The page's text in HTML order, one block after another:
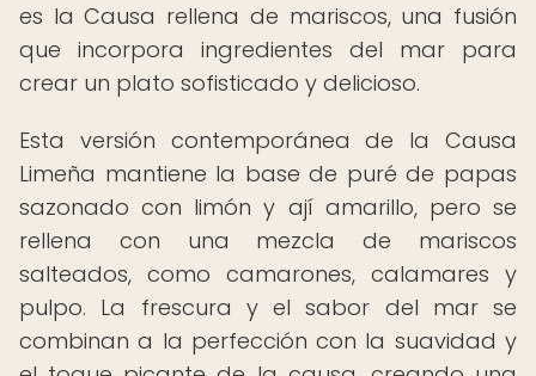
es la Causa rellena de mariscos, una fusión
que incorpora ingredientes del mar para
crear un plato sofisticado y delicioso.
Esta versión contemporánea de la Causa
Limeña mantiene la base de puré de papas
sazonado con limón y ají amarillo, pero se
rellena con una mezcla de mariscos
salteados, como camarones, calamares y
pulpo. La frescura y el sabor del mar se
combinan a la perfección con la suavidad y